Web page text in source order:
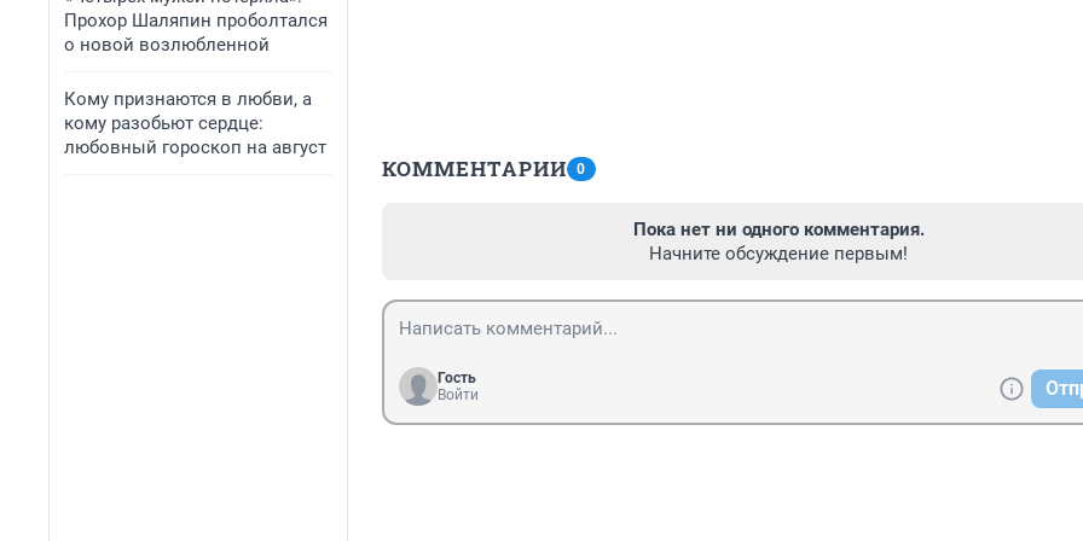
Прохор Шаляпин проболтался
о новой возлюбленной
Кому признаются в любви, а
кому разобьют сердце:
любовный гороскоп на август
КОММЕНТАРИИ 0
Пока нет ни одного комментария.
Начните обсуждение первым!
Гость
Войти